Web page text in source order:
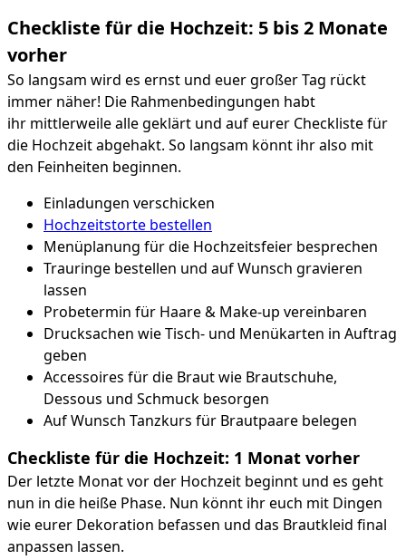
Checkliste für die Hochzeit: 5 bis 2 Monate
vorher
So langsam wird es ernst und euer großer Tag rückt
immer näher! Die Rahmenbedingungen habt
ihr mittlerweile alle geklärt und auf eurer Checkliste für
die Hochzeit abgehakt. So langsam könnt ihr also mit
den Feinheiten beginnen.
Einladungen verschicken
Hochzeitstorte bestellen
Menüplanung für die Hochzeitsfeier besprechen
Trauringe bestellen und auf Wunsch gravieren
lassen
Probetermin für Haare & Make-up vereinbaren
Drucksachen wie Tisch- und Menükarten in Auftrag
geben
Accessoires für die Braut wie Brautschuhe,
Dessous und Schmuck besorgen
Auf Wunsch Tanzkurs für Brautpaare belegen
Checkliste für die Hochzeit: 1 Monat vorher
Der letzte Monat vor der Hochzeit beginnt und es geht
nun in die heiße Phase. Nun könnt ihr euch mit Dingen
wie eurer Dekoration befassen und das Brautkleid final
anpassen lassen.